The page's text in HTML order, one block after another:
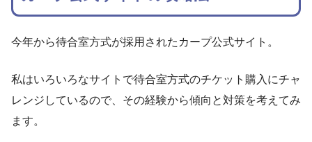
今年から待合室方式が採用されたカープ公式サイト。
私はいろいろなサイトで待合室方式のチケット購入にチャ
レンジしているので、その経験から傾向と対策を考えてみ
ます。